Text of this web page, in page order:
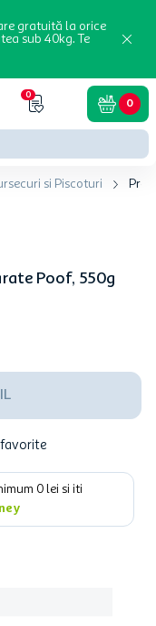
gratuită la orice
sub 40kg. Te
0
0
si Piscoturi
Poof, 550g
0 lei si iti